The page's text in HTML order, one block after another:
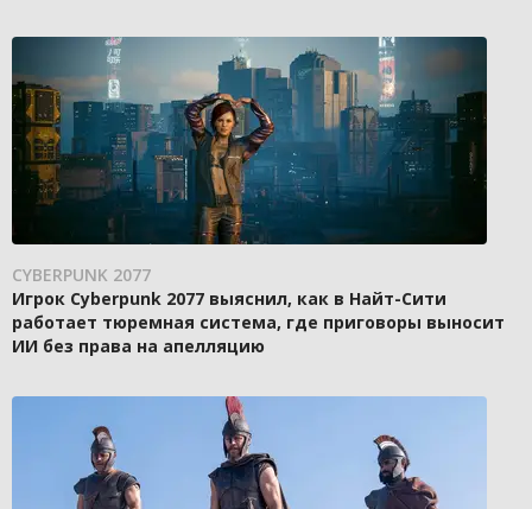
CYBERPUNK 2077
Игрок Cyberpunk 2077 выяснил, как в Найт-Сити
работает тюремная система, где приговоры выносит
ИИ без права на апелляцию